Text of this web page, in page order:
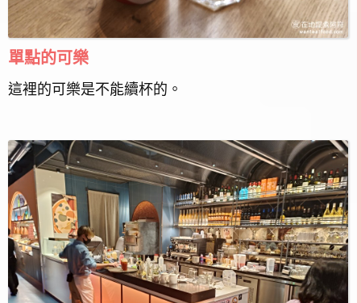
單點的可樂
這裡的可樂是不能續杯的。